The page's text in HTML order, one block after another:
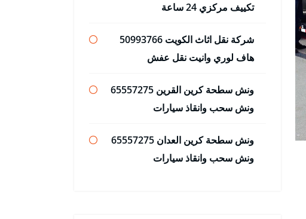
تكييف مركزي 24 ساعة
شركة نقل اثاث الكويت 50993766
هاف لوري وانيت نقل عفش
ونش سطحة كرين القرين 65557275
ونش سحب وانقاذ سيارات
ونش سطحة كرين العدان 65557275
ونش سحب وانقاذ سيارات